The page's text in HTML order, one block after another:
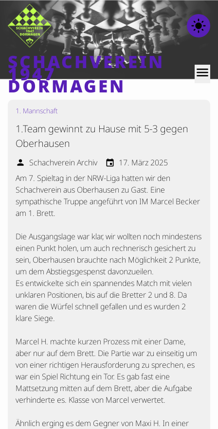
light_mode
SCHACHVEREIN
1947
DORMAGEN
menu
Home
Beiträge
Mannschaften
Ranglisten
Termine
Verschiedenes
Kontakt
1. Mannschaft
1.Team gewinnt zu Hause mit 5-3 gegen
Oberhausen
person Schachverein Archiv event 17. März 2025
Am 7. Spieltag in der NRW-Liga hatten wir den
Schachverein aus Oberhausen zu Gast. Eine
sympathische Truppe angeführt von IM Marcel Becker
am 1. Brett.
Die Ausgangslage war klar, wir wollten noch mindestens
einen Punkt holen, um auch rechnerisch gesichert zu
sein, Oberhausen brauchte nach Möglichkeit 2 Punkte,
um dem Abstiegsgespenst davonzueilen.
Es entwickelte sich ein spannendes Match mit vielen
unklaren Positionen, bis auf die Bretter 2 und 8. Da
waren die Würfel schnell gefallen und es wurden 2
klare Siege.
Marcel H. machte kurzen Prozess mit einer Dame,
aber nur auf dem Brett. Die Partie war zu einseitig um
von einer richtigen Herausforderung zu sprechen, es
war ein Spiel Richtung ein Tor. Es gab fast eine
Mattsetzung mitten auf dem Brett, aber die Aufgabe
verhinderte es. Klasse von Marcel verwertet.
Ähnlich erging es dem Gegner von Maxi H. In einer